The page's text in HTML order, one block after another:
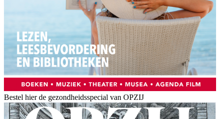
Bestel hier de gezondheidsspecial van OPZIJ